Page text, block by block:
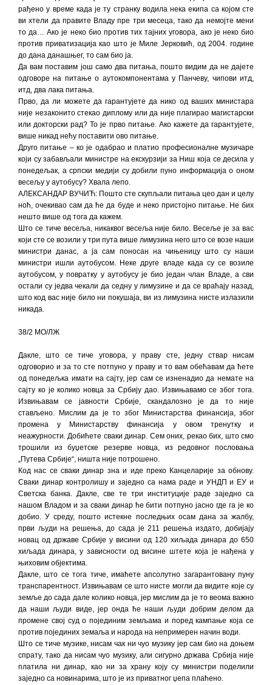
рађено у време када је ту странку водила нека екипа са којом сте
ви хтели да правите Владу пре три месеца, тако да немојте мени
то да… Ако је неко био против тих тајних уговора, ако је неко био
против приватизација као што је Миле Јерковић, од 2004. године
до дана данашњег, то сам био ја.
Да вам поставим још само два питања, пошто видим да не дајете
одговоре на питање о аутокомпонентама у Панчеву, чипови итд,
итд, два лака питања.
Прво, да ли можете да гарантујете да нико од ваших министара
није незаконито стекао диплому или да није плагирао магистарски
или докторски рад? То је прво питање. Ако кажете да гарантујете,
више никад нећу поставити ово питање.
Друго питање – ко је одабрао и платио професионалне музичаре
који су забављали министре на екскурзији за Ниш која се десила у
понедељак, а српски медији су добили пуно информација о оном
весељу у аутобусу? Хвала лепо.
АЛЕКСАНДАР ВУЧИЋ: Пошто сте скупљали питања цео дан и целу
ноћ, очекивао сам да ће да буде и неко пристојно питање. Не бих
нешто више од тога да кажем.
Што се тиче весеља, никаквог весеља није било. Весеље је за вас
који сте се возили у три пута више лимузина него што се возе наши
министри данас, а ја сам поносан на чињеницу што су наши
министри ишли аутобусом. Неке друге владе када су се возиле
аутобусом, у повратку у аутобусу је био један члан Владе, а сви
остали су једва чекали да седну у лимузине и да се враћају назад,
што код вас није било ни покушаја, ви из лимузина нисте излазили
никада.
38/2 МО/ЛЖ
Дакле, што се тиче уговора, у праву сте, једну ствар нисам
одговорио и за то сте потпуно у праву и то вам обећавам да ћете
од понедељка имати на сајту, јер сам се изненадио да немате на
сајту ко је колико новца за Србију дао. Извињавамо се због тога.
Извињавам се јавности Србије, скандалозно је да то није
стављено. Мислим да је то због Министарства финансија, због
промена у Министарству финансија у овом тренутку и
неажурности. Добићете сваки динар. Сем оних, рекао бих, што смо
трошили из буџетске резерве новца, из редовног пословања
„Путева Србије“, ништа није потрошено.
Код нас се сваки динар зна и иде преко Канцеларије за обнову.
Сваки динар контролишу и заједно са нама раде и УНДП и ЕУ и
Светска банка. Дакле, све те три институције раде заједно са
нашом Владом и за сваки динар ће бити потпуно јасно где га је ко
добио. У среду, пошто истекне последњих осам дана за жалбу,
први људи на решења, до сада је 211 решења издато, добијају
новац од државе Србије у висини од 120 хиљада динара до 650
хиљада динара, у зависности од висине штете која је нађена у
њиховим објектима.
Дакле, што се тога тиче, имаћете апсолутно загарантовану пуну
транспарентност. Извињавам се што нисте могли да видите које су
земље до сада дале колико новца, јер мислим да је то веома важно
да наши људи виде, јер онда ће наши људи добрим делом да
промене свој суд о појединим земљама и поред кампање која се
против појединих земаља и народа на непримерен начин води.
Што се тиче музике, нисам чак ни чуо музику јер сам био на доњем
спрату, тако да нисам чуо музику, али сигурно држава Србија није
платила ни динар, као ни за храну коју су министри поделили
заједно са новинарима, што је из приватног џепа плаћено.